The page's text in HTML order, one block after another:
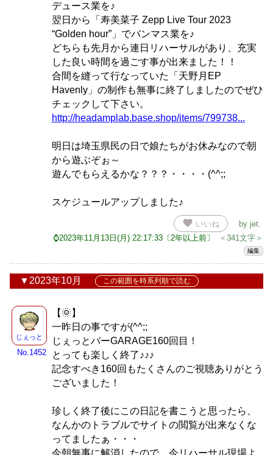
デュース業を♪
翌日から「寿美菜子 Zepp Live Tour 2023
“Golden hour”」でバンマス業を♪
どちらも先月から連日リハーサルがあり、充実
した良い時間を過ごす事が出来ました！！
合間を縫って行なっていた「天野月EP
Havenly」の制作も無事に終了しましたのでぜひ
チェックして下さい。
http://headamplab.base.shop/items/799738...
明日は埼玉県民の日で娘たちがお休みなので朝
から遊ぶぞぉ～
遊んでもらえるかな？？？・・・・(^^;;
スケジュールアップしました♪
favorite いいね by jet
⌚2023年11月13日(月) 22:17:33〔2年以上前〕
＜341文字＞
編集
2023年10月 この範囲を時系列順で読む
じぇっと
No.1452
【🌞】
一昨日の事ですが(^^;;
じぇっとバーGARAGE160回目！
とっても楽しく終了♪♪♪
記念すべき160回もたくさんのご視聴ありがとう
ございました！
珍しく終了後にこの日記を書こうと思ったら、
なんかのトラブルでサイトの閲覧が出来なくな
ってましたぁ・・・
今朝無事に解消したので、今リハーサル現場よ